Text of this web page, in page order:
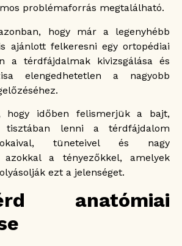
problémaforrás megtalálható.
hogy már a legenyhébb
ajánlott felkeresni egy ortopédiai
a térdfájdalmak kivizsgálása és
elengedhetetlen a nagyobb
hogy időben felismerjük a bajt,
tisztában lenni a térdfájdalom
okaival, tüneteivel és nagy
azokkal a tényezőkkel, amelyek
ezt a jelenséget.
anatómiai